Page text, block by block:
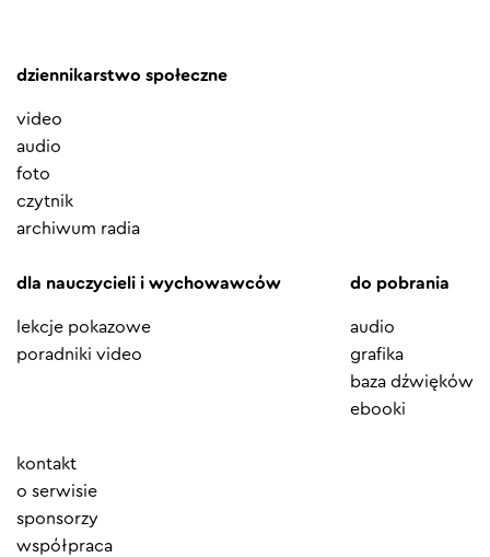
dziennikarstwo społeczne
video
audio
foto
czytnik
archiwum radia
dla nauczycieli i wychowawców
lekcje pokazowe
poradniki video
do pobrania
audio
grafika
baza dźwięków
ebooki
Element
menu
kontakt
o serwisie
sponsorzy
współpraca